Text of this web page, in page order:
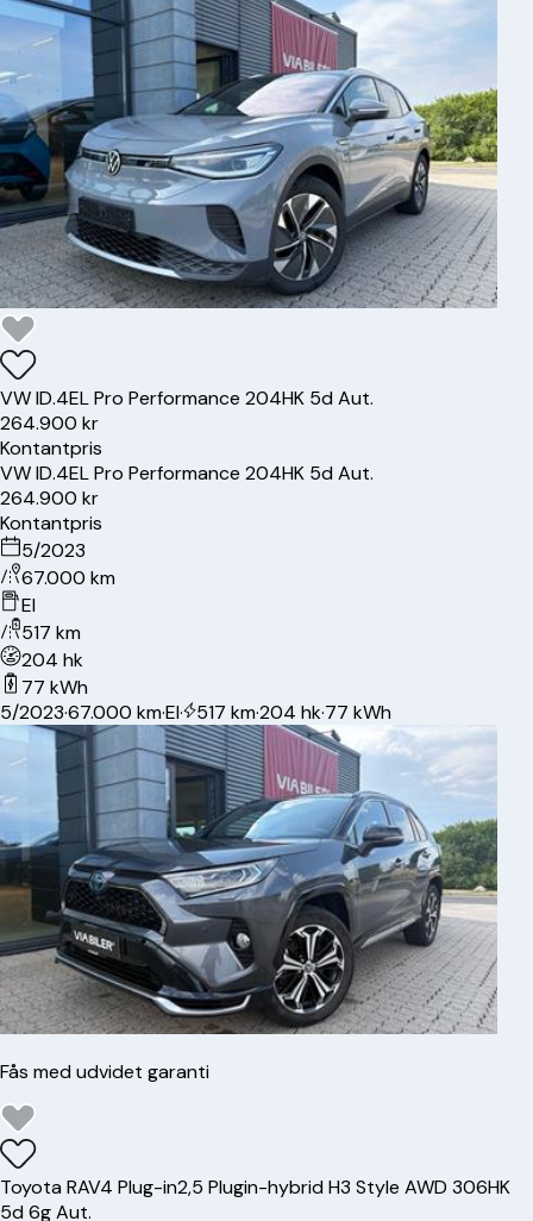
VWID.4EL Pro Performance 204HK 5d Aut.
264.900 kr
Kontantpris
VWID.4EL Pro Performance 204HK 5d Aut.
264.900 kr
Kontantpris
5/2023
67.000 km
El
517 km
204 hk
77 kWh
5/2023·67.000 km·El· 517 km·204 hk·77 kWh
Fås med udvidet garanti
ToyotaRAV4 Plug-in2,5 Plugin-hybrid H3 Style AWD 306HK
5d 6g Aut.